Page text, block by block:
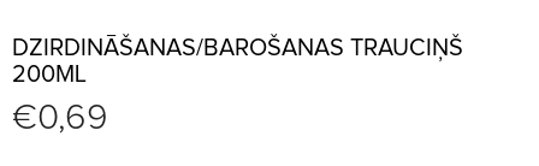
DZIRDINĀŠANAS/BAROŠANAS TRAUCIŅŠ
200ML
€0,69